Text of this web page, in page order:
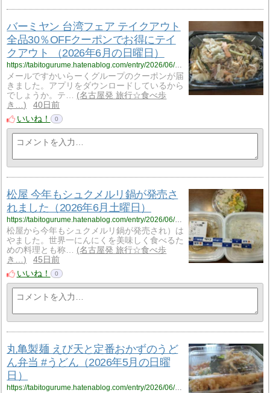
バーミヤン 台湾フェア テイクアウト
全品30％OFFクーポンでお得にテイ
クアウト （2026年6月の日曜日）
https://tabitogurume.hatenablog.com/entry/2026/06/30/073925
メールですかいらーくグループのクーポンが届
きました。アプリをダウンロードしているから
でしょうか。テ…
名古屋発 旅行☆食べ歩
き…
40日前
いいね！
0
松屋 今年もシュクメルリ鍋が発売さ
れました（2026年6月土曜日）
https://tabitogurume.hatenablog.com/entry/2026/06/25/075325
松屋から今年もシュクメルリ鍋が発売され）は
やました。世界一にんにくを美味しく食べるた
めの料理とも称…
名古屋発 旅行☆食べ歩
き…
45日前
いいね！
0
丸亀製麺 えび天と定番おかずのうど
ん弁当 #うどん（2026年5月の日曜
日）
https://tabitogurume.hatenablog.com/entry/2026/06/20/102958